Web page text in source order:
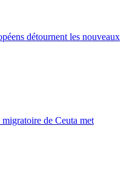
détournent les nouveaux
migratoire de Ceuta met